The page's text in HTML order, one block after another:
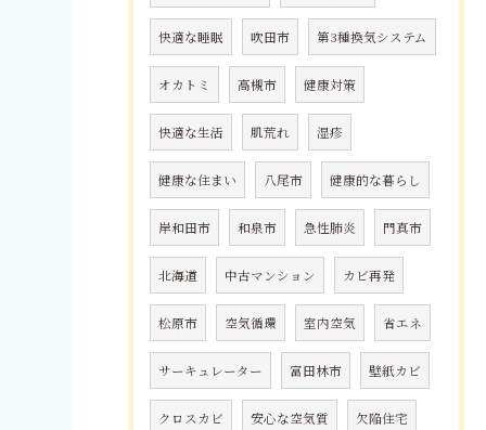
快適な睡眠 吹田市 第3種換気システム
オカトミ 高槻市 健康対策
快適な生活 肌荒れ 湿疹
健康な住まい 八尾市 健康的な暮らし
岸和田市 和泉市 急性肺炎 門真市
北海道 中古マンション カビ再発
松原市 空気循環 室内空気 省エネ
サーキュレーター 富田林市 壁紙カビ
クロスカビ 安心な空気質 欠陥住宅